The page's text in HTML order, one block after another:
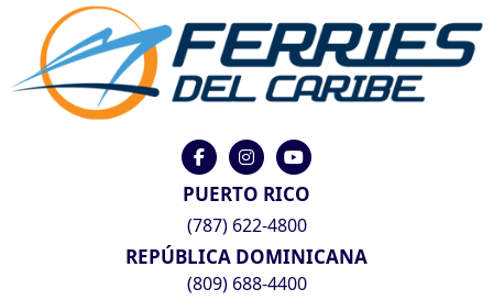
PUERTO RICO
(787) 622-4800
REPÚBLICA DOMINICANA
(809) 688-4400